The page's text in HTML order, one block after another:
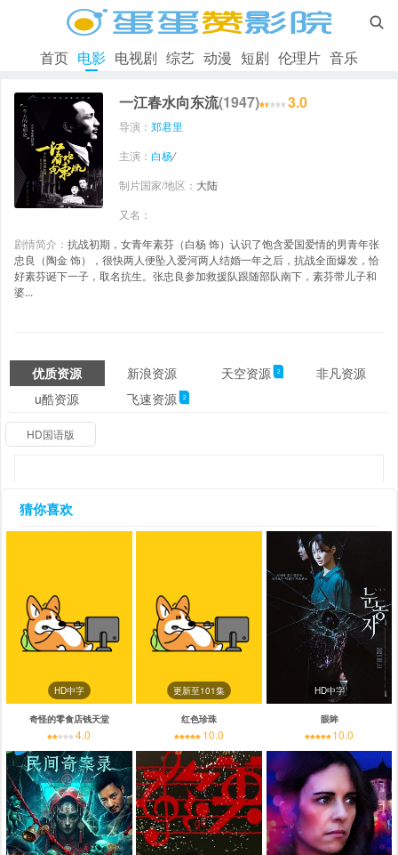

首页 电影 电视剧 综艺 动漫 短剧 伦理片 音乐
一江春水向东流(1947) 3.0
导演： 郑君里
主演： 白杨/
制片国家/地区： 大陆
又名：
剧情简介： 抗战初期，女青年素芬（白杨 饰）认识了饱含爱国爱情的男青年张
忠良（陶金 饰），很快两人便坠入爱河两人结婚一年之后，抗战全面爆发，恰
好素芬诞下一子，取名抗生。张忠良参加救援队跟随部队南下，素芬带儿子和
婆...
优质资源 新浪资源 天空资源 2
非凡资源
u酷资源
飞速资源 2
HD国语版
猜你喜欢
HD中字
奇怪的零食店钱天堂
4.0
更新至101集
红色珍珠
10.0
HD中字
眼眸
10.0